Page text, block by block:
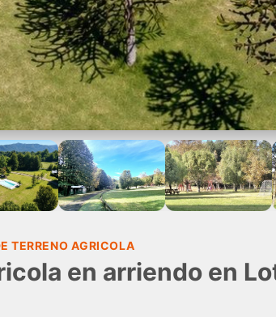
TERRENO AGRICOLA
en arriendo en